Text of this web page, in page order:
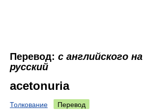
Перевод: с английского на
русский
acetonuria
Толкование Перевод